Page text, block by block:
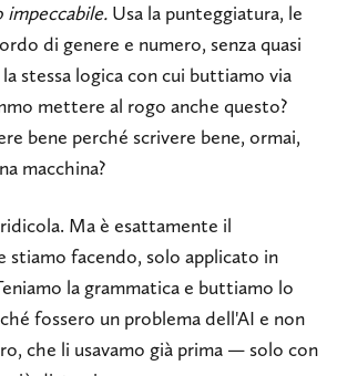
Usa la punteggiatura, le
di genere e numero, senza quasi
la stessa logica con cui buttiamo via
mettere al rogo anche questo?
bene perché scrivere bene, ormai,
macchina?
Ma è esattamente il
stiamo facendo, solo applicato in
la grammatica e buttiamo lo
fossero un problema dell'AI e non
che li usavamo già prima — solo con